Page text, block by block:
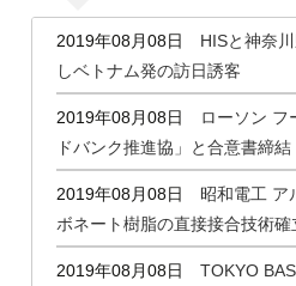
2019年08月08日 HISと神奈
しベトナム発の訪日誘客
2019年08月08日
ローソン フ
ドバンク推進協」と合意書締結
2019年08月08日 昭和電工 ア
ボネート樹脂の直接接合技術確
2019年08月08日TOKYO